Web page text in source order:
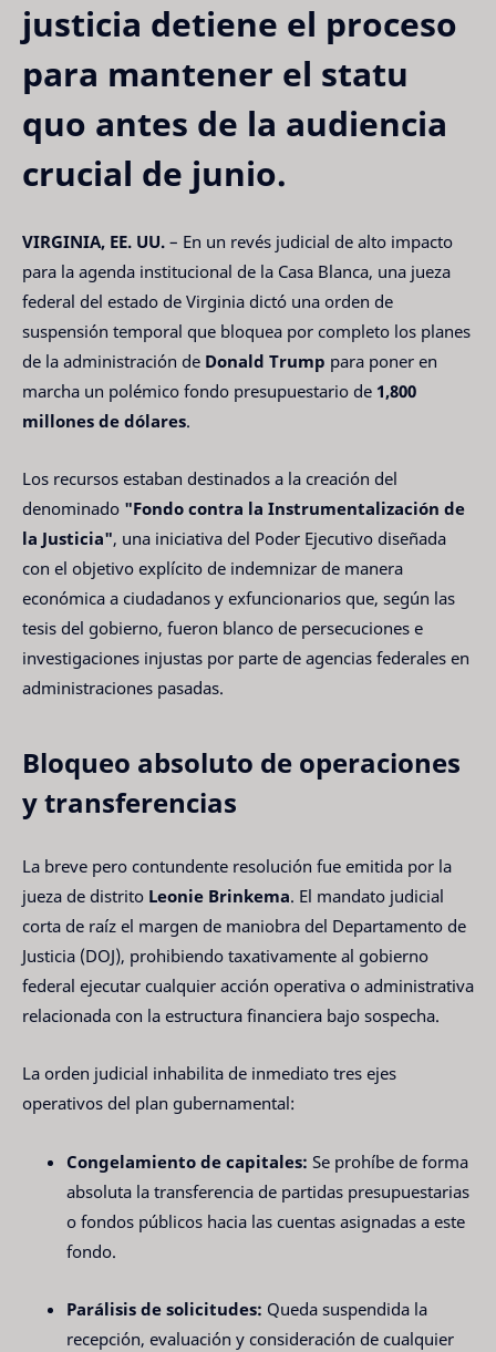
justicia detiene el proceso
para mantener el statu
quo antes de la audiencia
crucial de junio.
VIRGINIA, EE. UU. – En un revés judicial de alto impacto
para la agenda institucional de la Casa Blanca, una jueza
federal del estado de Virginia dictó una orden de
suspensión temporal que bloquea por completo los planes
de la administración de Donald Trump para poner en
marcha un polémico fondo presupuestario de 1,800
millones de dólares.
Los recursos estaban destinados a la creación del
denominado "Fondo contra la Instrumentalización de
la Justicia", una iniciativa del Poder Ejecutivo diseñada
con el objetivo explícito de indemnizar de manera
económica a ciudadanos y exfuncionarios que, según las
tesis del gobierno, fueron blanco de persecuciones e
investigaciones injustas por parte de agencias federales en
administraciones pasadas.
Bloqueo absoluto de operaciones
y transferencias
La breve pero contundente resolución fue emitida por la
jueza de distrito Leonie Brinkema. El mandato judicial
corta de raíz el margen de maniobra del Departamento de
Justicia (DOJ), prohibiendo taxativamente al gobierno
federal ejecutar cualquier acción operativa o administrativa
relacionada con la estructura financiera bajo sospecha.
La orden judicial inhabilita de inmediato tres ejes
operativos del plan gubernamental:
Congelamiento de capitales: Se prohíbe de forma
absoluta la transferencia de partidas presupuestarias
o fondos públicos hacia las cuentas asignadas a este
fondo.
Parálisis de solicitudes: Queda suspendida la
recepción, evaluación y consideración de cualquier